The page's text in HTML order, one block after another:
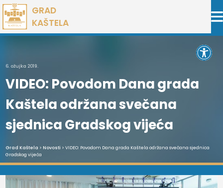
Preskoči
na
sadržaj
GRAD
KAŠTELA
6. ožujka 2019.
VIDEO: Povodom Dana grada
Kaštela održana svečana
sjednica Gradskog vijeća
Grad Kaštela > Novosti > VIDEO: Povodom Dana grada Kaštela održana svečana sjednica
Gradskog vijeća